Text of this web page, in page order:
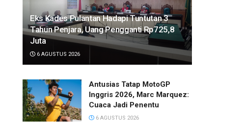
Eks Kades Pulantan Hadapi Tuntutan 3
Tahun Penjara, Uang Pengganti Rp725,8
Juta
6 AGUSTUS 2026
Antusias Tatap MotoGP
Inggris 2026, Marc Marquez:
Cuaca Jadi Penentu
6 AGUSTUS 2026